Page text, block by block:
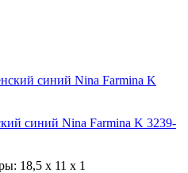
синий Nina Farmina K 3239-
18,5 x 11 x 1